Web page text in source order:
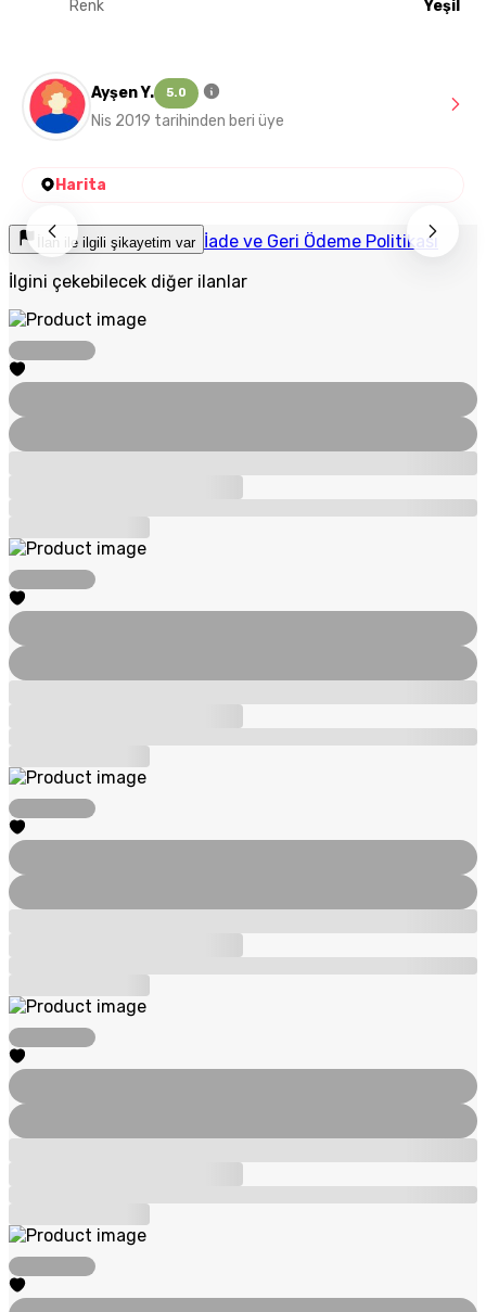
Renk Yeşil
Ayşen Y. 5.0
Nis 2019 tarihinden beri üye
Harita
İlan ile ilgili şikayetim var İade ve Geri Ödeme Politikası
İlgini çekebilecek diğer ilanlar